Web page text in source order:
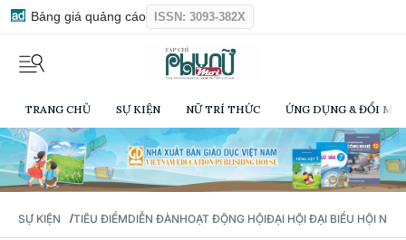
Bảng giá quảng cáo ISSN: 3093-382X
TRANG CHỦ SỰ KIỆN NỮ TRÍ THỨC ỨNG DỤNG & ĐỔI
SỰ KIỆN /TIÊU ĐIỂMDIỄN ĐÀNHOẠT ĐỘNG HỘIĐẠI HỘI ĐẠI BIỂU HỘI NỮ